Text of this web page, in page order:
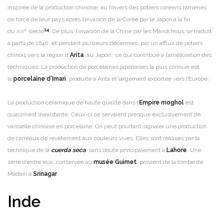
inspirée de la production chinoise, au travers des potiers coréens ramenés
de force de leur pays après l’invasion de la Corée par le Japon à la fin
du xvi e siècle14 . De plus, l’invasion de la Chine par les Mandchous se traduit
à partir de 1640, et pendant plusieurs décennies, par un afflux de potiers
chinois vers la région d’Arita, au Japon ; ce qui contribue à l’amélioration des
techniques. La production de porcelaines japonaises la plus connue est
la porcelaine d’Imari, produite à Arita et largement exportée vers l’Europe.
La production céramique de haute qualité dans l’ Empire moghol est
quasiment inexistante. Ceux-ci se servaient presque exclusivement de
vaisselle chinoise en porcelaine. On peut pourtant signaler une production
de carreaux de revêtement aux couleurs vives. Elles sont réalisés par la
technique de la cuerda seca, sans doute principalement à Lahore. Une
série d’entre eux, conservée au musée Guimet, provient de la tombe de
Madani à Srinagar.
Inde